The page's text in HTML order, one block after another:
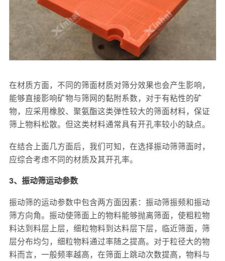
在材质方面，不同的筛面材质对筛分效果也会产生影响，
能够直接影响矿物与筛网的黏附系数，对于有粘性的矿
物，应采用橡胶、聚氨酯这类弹性较大的筛面材料，保证
筛上物料松散。但这类材料通常具有开孔率较小的缺点。
在结合上面几方面后，我们可知，在选择振动筛筛面时，
应综合考虑不同的材质及其开孔率。
3、振动筛运动参数
振动筛的运动参数中包含两方面因素：振动筛振频和振动
筛方向角。振动使筛面上的物料能够抛离筛面，使粗粒物
料达到料层上层，细粒物料到达料层下层，临近筛面，筛
层分布均匀，细粒物料通过率随之提高。对于粒径大的物
料而言，一般频率越高，在筛面上跳动次数提高，物料与